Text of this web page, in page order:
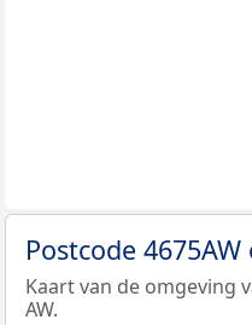
Postcode
Kaart van de omgeving
AW.